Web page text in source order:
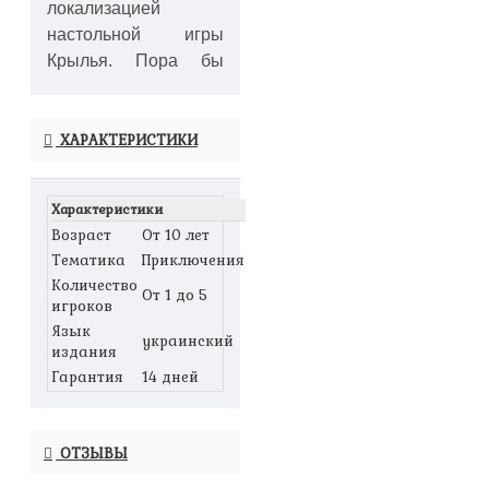
локализацией
настольной игры
Крылья. Пора бы
собратьями и с
Самый близкий и
родной для нас край
– это, конечно же,
Европа. Огромная
территория со
своими
неописуемыми
красотами и
представителями
ХАРАКТЕРИСТИКИ
Характеристики
Возраст
От 10 лет
Тематика
Приключения
Количество
игроков
От 1 до 5
Язык
издания
украинский
Гарантия
14 дней
ОТЗЫВЫ